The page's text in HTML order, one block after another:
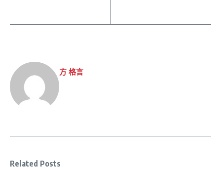
方 格言
Related Posts